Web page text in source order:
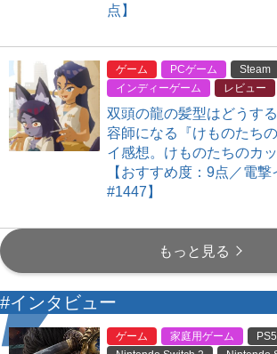
点】
ゲーム PCゲーム
Steam
インディーゲーム
レビュー
双頭の龍の髪型はどうす
容師になる『けものたち
イ感想。けものたちのカ
【おすすめ度：9点／電
#1447】
もっと見る
#インタビュー
ゲーム 家庭用ゲーム
PS5